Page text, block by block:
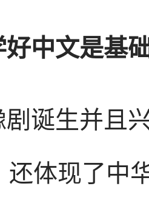
好中文是基
剧诞生并且
还体现了中